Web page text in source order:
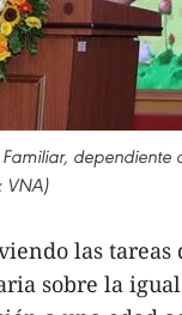
VNA)
las tareas
sobre la